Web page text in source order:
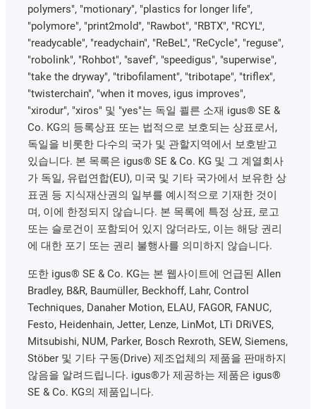
polymers", "motionary", "plastics for longer life",
"polymore", "print2mold", "Rawbot", "RBTX", "RCYL",
"readycable", "readychain", "ReBeL", "ReCycle", "reguse",
"robolink", "Rohbot", "savef", "speedigus", "superwise",
"take the dryway", "tribofilament", "tribotape", "triflex",
"twisterchain", "when it moves, igus improves",
"xirodur", "xiros" 및 "yes"는 독일 쾰른 소재 igus® SE &
Co. KG의 등록상표 또는 법적으로 보호되는 상표로서,
독일을 비롯한 다수의 국가 및 관할지역에서 보호받고
있습니다. 본 목록은 igus® SE & Co. KG 및 그 계열회사
가 독일, 유럽연합(EU), 미국 및 기타 국가에서 보유한 상
표권 등 지식재산권의 일부를 예시적으로 기재한 것이
며, 이에 한정되지 않습니다. 본 목록에 특정 상표, 로고
또는 슬로건이 포함되어 있지 않더라도, 이는 해당 권리
에 대한 포기 또는 권리 불행사를 의미하지 않습니다.
또한 igus® SE & Co. KG는 본 웹사이트에 언급된 Allen
Bradley, B&R, Baumüller, Beckhoff, Lahr, Control
Techniques, Danaher Motion, ELAU, FAGOR, FANUC,
Festo, Heidenhain, Jetter, Lenze, LinMot, LTi DRiVES,
Mitsubishi, NUM, Parker, Bosch Rexroth, SEW, Siemens,
Stöber 및 기타 구동(Drive) 제조업체의 제품을 판매하지
않음을 알려드립니다. igus®가 제공하는 제품은 igus®
SE & Co. KG의 제품입니다.